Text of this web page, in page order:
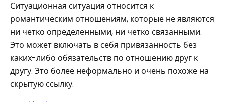
Ситуационная ситуация относится к
романтическим отношениям, которые не являются
ни четко определенными, ни четко связанными.
Это может включать в себя привязанность без
каких-либо обязательств по отношению друг к
другу. Это более неформально и очень похоже на
скрытую ссылку.